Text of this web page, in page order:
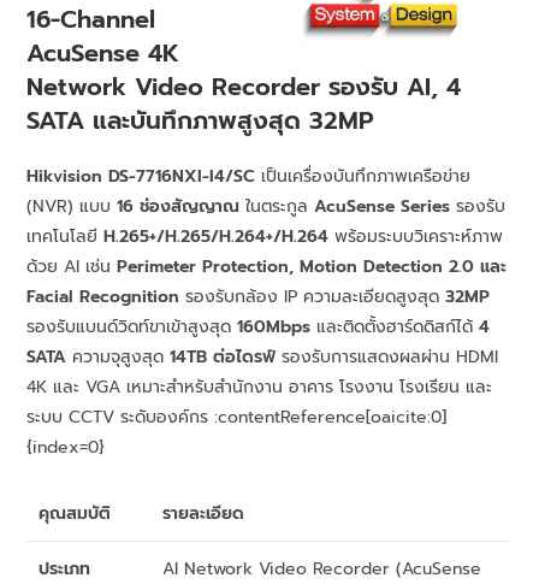
16-Channel
AcuSense 4K
Network Video Recorder รองรับ AI, 4
SATA และบันทึกภาพสูงสุด 32MP
Hikvision DS-7716NXI-I4/SC เป็นเครื่องบันทึกภาพเครือข่าย
(NVR) แบบ16 ช่องสัญญาณ ในตระกูลAcuSense Series รองรับ
เทคโนโลยีH.265+/H.265/H.264+/H.264 พร้อมระบบวิเคราะห์ภาพ
ด้วย AI เช่นPerimeter Protection, Motion Detection 2.0 และ
Facial Recognition รองรับกล้อง IP ความละเอียดสูงสุด32MP
รองรับแบนด์วิดท์ขาเข้าสูงสุด160Mbps และติดตั้งฮาร์ดดิสก์ได้4
SATA ความจุสูงสุด14TB ต่อไดรฟ์ รองรับการแสดงผลผ่าน HDMI
4K และ VGA เหมาะสำหรับสำนักงาน อาคาร โรงงาน โรงเรียน และ
ระบบ CCTV ระดับองค์กร :contentReference[oaicite:0]
{index=0}
คุณสมบัติ รายละเอียด
ประเภท
AI Network Video Recorder (AcuSense